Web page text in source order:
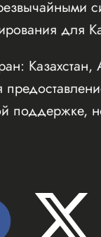
для
поддержке,